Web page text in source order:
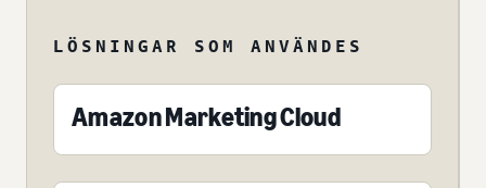
LÖSNINGAR SOM ANVÄNDES
Amazon Marketing Cloud